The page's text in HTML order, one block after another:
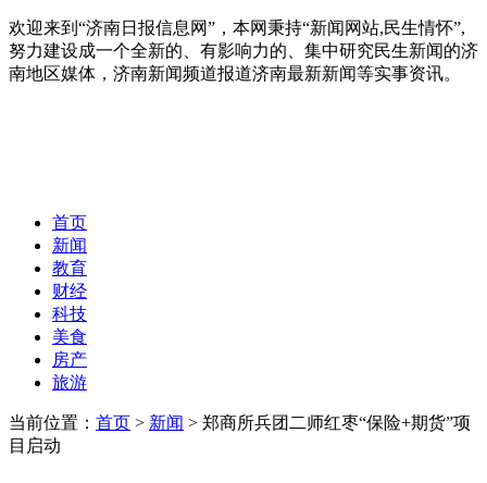
欢迎来到“济南日报信息网”，本网秉持“新闻网站,民生情怀”,
努力建设成一个全新的、有影响力的、集中研究民生新闻的济
南地区媒体，济南新闻频道报道济南最新新闻等实事资讯。
首页
新闻
教育
财经
科技
美食
房产
旅游
当前位置： 首页 > 新闻 > 郑商所兵团二师红枣“保险+期货”项
目启动